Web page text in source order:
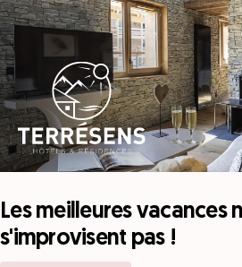
Les meilleures vacances
s'improvisent pas !